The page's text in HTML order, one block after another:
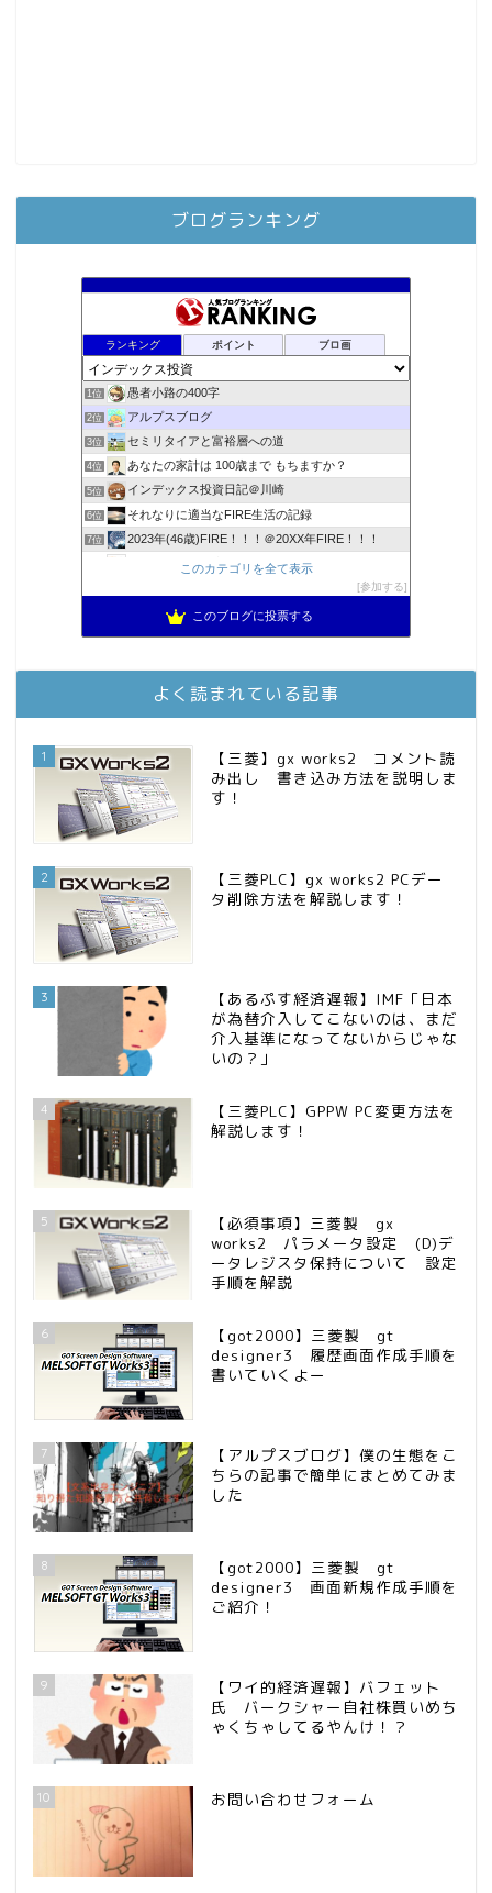
ブログランキング
ランキング ポイント ブロ画
1位 愚者小路の400字
2位 アルプスブログ
3位 セミリタイアと富裕層への道
4位 あなたの家計は 100歳まで もちますか？
5位 インデックス投資日記＠川崎
6位 それなりに適当なFIRE生活の記録
7位 2023年(46歳)FIRE！！！＠20XX年FIRE！！！
降りてからの人生
スパコンSEが効率的投資で一家セミリタイアするブログ
3階建ての資産形成
11位 お金に困らない生活（インデックス投資ブログ）
FPが実践するお金の知恵を磨く勉強会
このカテゴリを全て表示
参加する
このブログに投票する
よく読まれている記事
1
【三菱】gx works2 コメント読
み出し 書き込み方法を説明しま
す！
2
【三菱PLC】gx works2 PCデー
タ削除方法を解説します！
3
【あるぷす経済遅報】IMF「日本
が為替介入してこないのは、まだ
介入基準になってないからじゃな
いの？」
4
【三菱PLC】GPPW PC変更方法を
解説します！
5
【必須事項】三菱製 gx
works2 パラメータ設定 (D)デ
ータレジスタ保持について 設定
手順を解説
6
【got2000】三菱製 gt
designer3 履歴画面作成手順を
書いていくよー
7
【アルプスブログ】僕の生態をこ
ちらの記事で簡単にまとめてみま
した
8
【got2000】三菱製 gt
designer3 画面新規作成手順を
ご紹介！
9
【ワイ的経済遅報】バフェット
氏 バークシャー自社株買いめち
ゃくちゃしてるやんけ！？
10 お問い合わせフォーム